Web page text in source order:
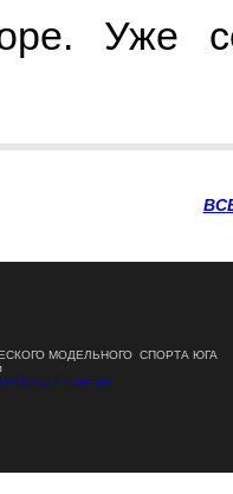
Уже
МОДЕЛЬНОГО СПОРТА ЮГА
Среда Развития"